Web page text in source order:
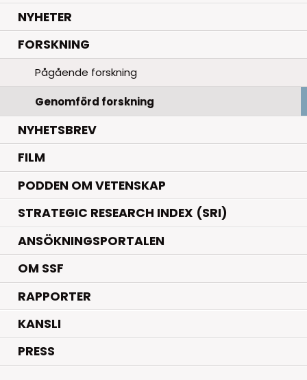
NYHETER.
FORSKNING.
Pågående forskning
Genomförd forskning
NYHETSBREV
FILM
PODDEN OM VETENSKAP
STRATEGIC RESEARCH INDEX (SRI)
ANSÖKNINGSPORTALEN
OM SSF
RAPPORTER
KANSLI
PRESS